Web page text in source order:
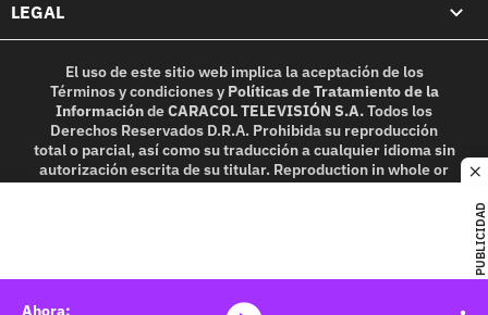
PUBLICIDAD
LEGAL
El uso de este sitio web implica la aceptación de los
Términos y condicionesy Políticas de Tratamiento de la
InformacióndeCARACOL TELEVISIÓN S.A.Todos los
Derechos Reservados D.R.A. Prohibida su reproducción
total o parcial, así como su traducción a cualquier idioma sin
autorización escrita de su titular. Reproduction in whole or